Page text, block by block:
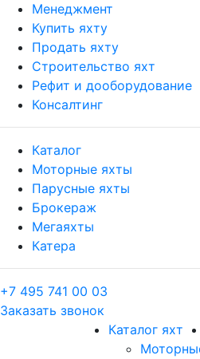
Менеджмент
Купить яхту
Продать яхту
Строительство яхт
Рефит и дооборудование
Консалтинг
Каталог
Моторные яхты
Парусные яхты
Брокераж
Мегаяхты
Катера
+7 495 741 00 03
Заказать звонок
Каталог яхт